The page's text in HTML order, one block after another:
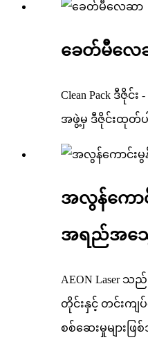
ခေတ်မီလေ
Clean Pack ဒီဇို
အဖွဲ့မှ ဒီဇိုင်းထုတ်
အလွန်ကော
အရည်အသွ
AEON
တိုင်းနှင့် တင်းက
စစ်ဆေးမှုများဖြ